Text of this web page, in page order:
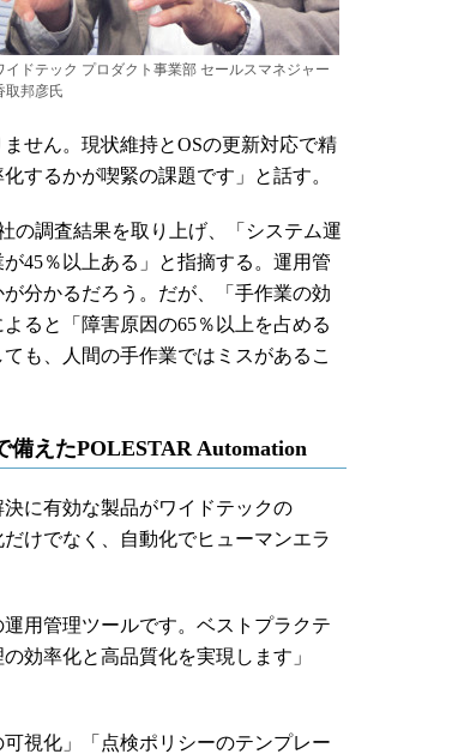
イドテック プロダクト事業部 セールスマネジャー
取邦彦氏
ません。現状維持とOSの更新対応で精
するかが喫緊の課題です」と話す。
調査結果を取り上げ、「システム運
45％以上ある」と指摘する。運用管
分かるだろう。だが、「手作業の効
ると「障害原因の65％以上を占める
も、人間の手作業ではミスがあるこ
備えたPOLESTAR Automation
に有効な製品がワイドテックの
だけでなく、自動化でヒューマンエラ
用管理ツールです。ベストプラクテ
効率化と高品質化を実現します」
視化」「点検ポリシーのテンプレー